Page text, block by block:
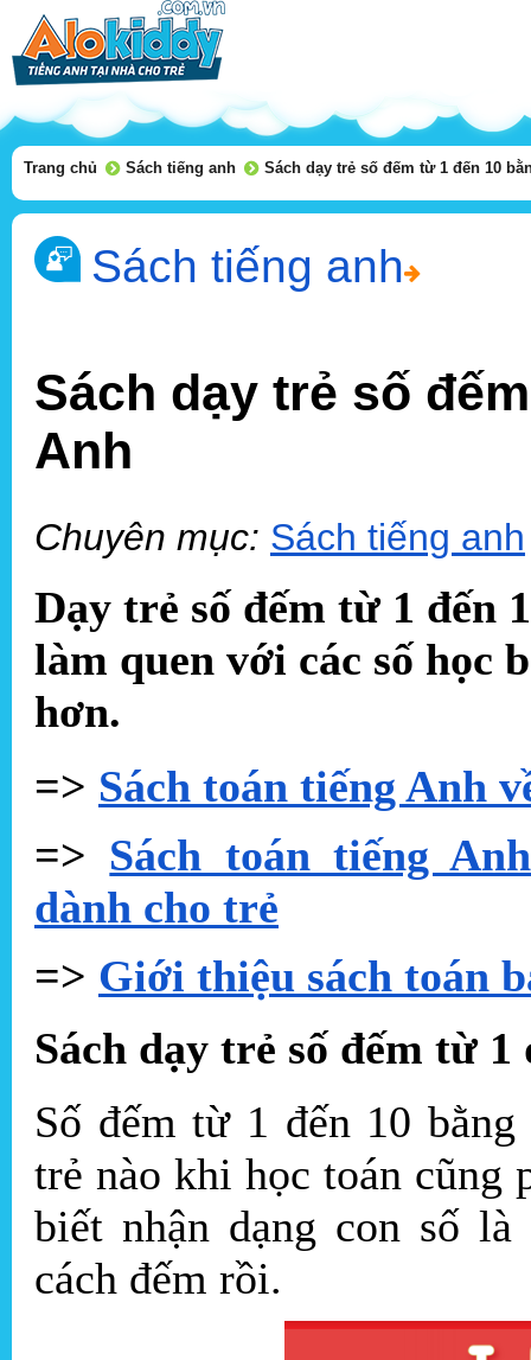
Trang chủ Sách tiếng anh Sách dạy trẻ số đếm từ 1 đến 10
Sách tiếng anh
Sách dạy trẻ số
Anh
Chuyên mục: Sách tiếng anh
Dạy trẻ số đếm từ 1 đến
làm quen với các số học
hơn.
=> Sách toán tiếng Anh
=> Sách toán tiếng
dành cho trẻ
=> Giới thiệu sách toán
Sách dạy trẻ số đếm từ
Số đếm từ 1 đến 10
trẻ nào khi học toán cũng
biết nhận dạng con số
cách đếm rồi.